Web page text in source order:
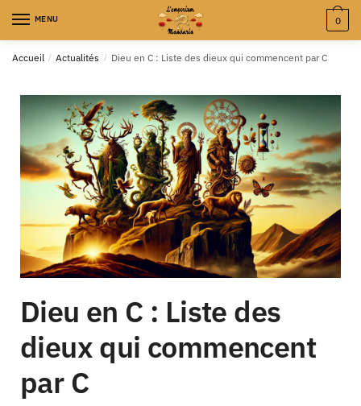
MENU 0
Accueil / Actualités / Dieu en C : Liste des dieux qui commencent par C
Dieu en C : Liste des
dieux qui commencent
par C